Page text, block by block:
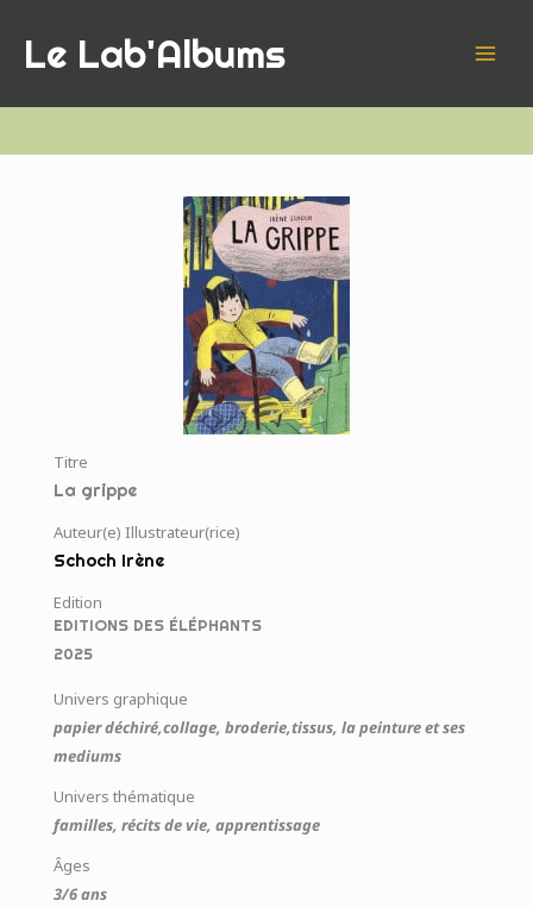
contenu
Le Lab'Albums
Titre
La grippe
Auteur(e) Illustrateur(rice)
Schoch Irène
Edition
EDITIONS DES ÉLÉPHANTS
2025
Univers graphique
papier déchiré,collage, broderie,tissus, la peinture et ses
mediums
Univers thématique
familles, récits de vie, apprentissage
Âges
3/6 ans